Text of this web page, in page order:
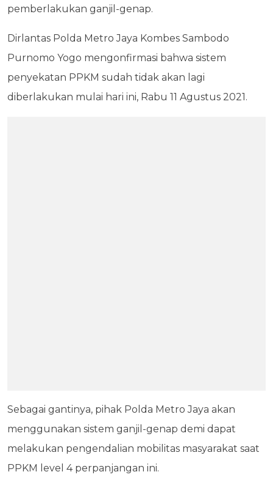
pemberlakukan ganjil-genap.
Dirlantas Polda Metro Jaya Kombes Sambodo
Purnomo Yogo mengonfirmasi bahwa sistem
penyekatan PPKM sudah tidak akan lagi
diberlakukan mulai hari ini, Rabu 11 Agustus 2021.
Sebagai gantinya, pihak Polda Metro Jaya akan
menggunakan sistem ganjil-genap demi dapat
melakukan pengendalian mobilitas masyarakat saat
PPKM level 4 perpanjangan ini.